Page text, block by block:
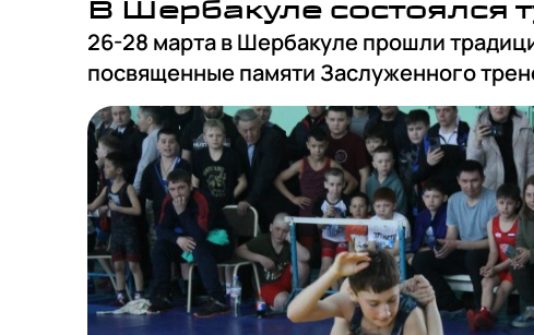
В Шербакуле состоялся
26-28 марта в Шербакуле прошли
посвященные памяти Заслуженного